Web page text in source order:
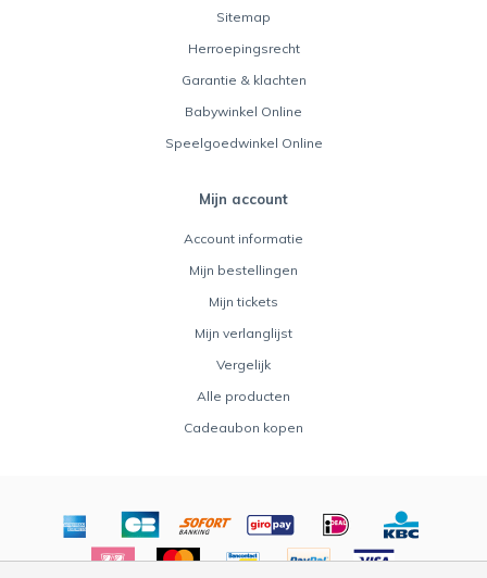
Sitemap
Herroepingsrecht
Garantie & klachten
Babywinkel Online
Speelgoedwinkel Online
Mijn account
Account informatie
Mijn bestellingen
Mijn tickets
Mijn verlanglijst
Vergelijk
Alle producten
Cadeaubon kopen